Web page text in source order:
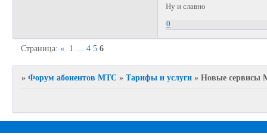
Ну и славно
0
Страница:« 1 4 5 6
»Форум абонентов МТС »Тарифы и услуги »Новые сервисы